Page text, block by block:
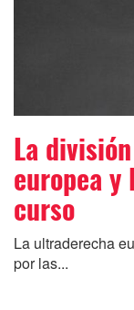
La
europea
curso
La ultraderecha
por las...